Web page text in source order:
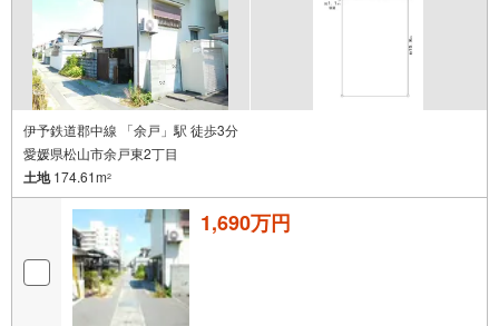
伊予鉄道郡中線 「余戸」駅 徒歩3分
愛媛県松山市余戸東2丁目
土地174.61m2
1,690万円